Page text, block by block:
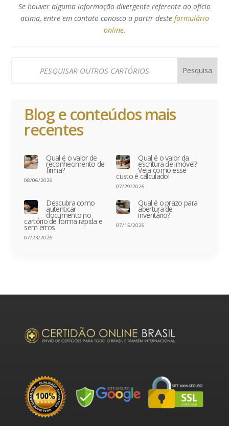
Se houver alguma informação divergente referente ao ofício
acima, entre em contato conosco a partir deste formulário
online.
Blog e conteúdos mais
recentes
Qual é o valor de
reconhecimento de
firma?
08/06/2026
Qual é o valor da
escritura de imóvel?
Veja como esse
custo é calculado!
07/29/2026
Descubra como
autenticar
documento no
cartório de forma rápida e
sem erros
07/23/2026
Qual é o prazo para
abertura de
inventário?
07/15/2026